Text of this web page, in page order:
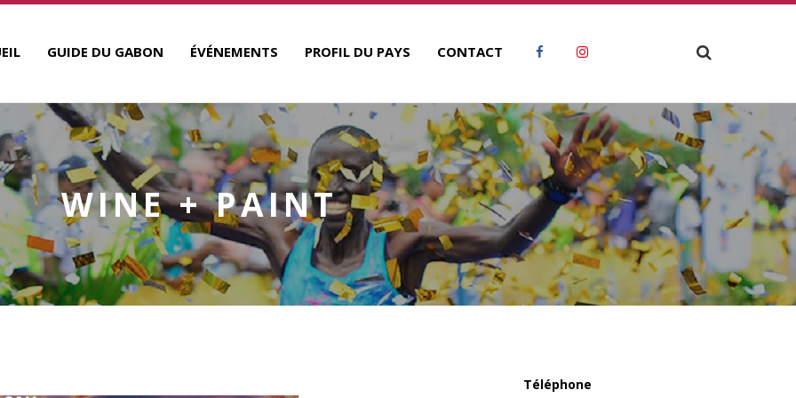
GUIDE DU GABON ÉVÉNEMENTS PROFIL DU PAYS CONTACT
WINE + PAINT
Téléphone